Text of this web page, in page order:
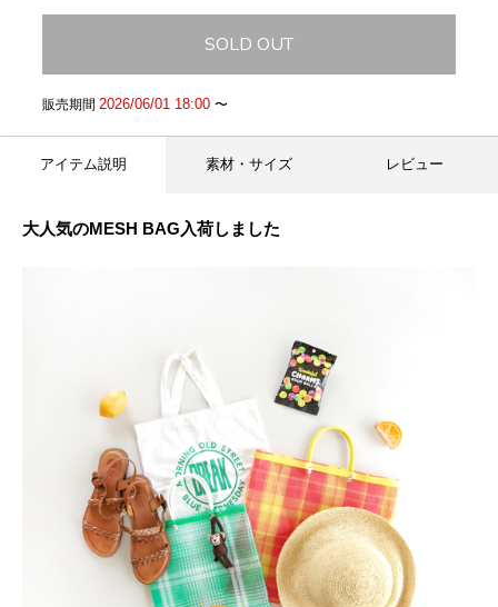
SOLD OUT
販売期間 2026/06/01 18:00〜
アイテム説明 素材・サイズ レビュー
大人気のMESH BAG入荷しました